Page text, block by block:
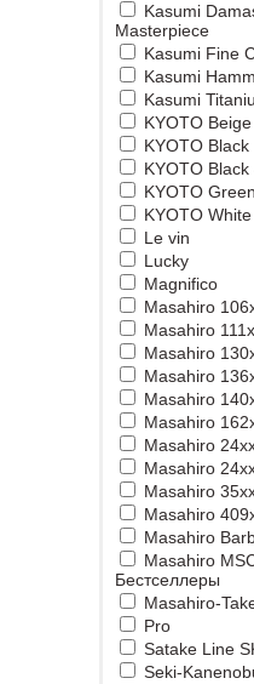
Kasumi
Masterpiece
Kasumi Fine
Kasumi
Kasumi
KYOTO Beige
KYOTO Black
KYOTO Black
KYOTO Green
KYOTO White
Le vin
Lucky
Magnifico
Masahiro
Masahiro
Masahiro
Masahiro
Masahiro
Masahiro
Masahiro
Masahiro
Masahiro
Masahiro
Masahiro
Masahiro
Бестселлеры
Masahiro-
Pro
Satake Line
Seki-